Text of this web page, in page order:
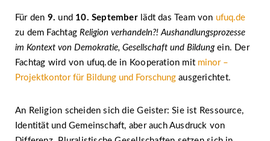
Für den 9. und 10. Septemberlädt das Team von ufuq.de
zu dem FachtagReligion verhandeln?! Aushandlungsprozesse
im Kontext von Demokratie, Gesellschaft und Bildungein. Der
Fachtag wird von ufuq.de in Kooperation mit minor –
Projektkontor für Bildung und Forschung ausgerichtet.
An Religion scheiden sich die Geister: Sie ist Ressource,
Identität und Gemeinschaft, aber auch Ausdruck von